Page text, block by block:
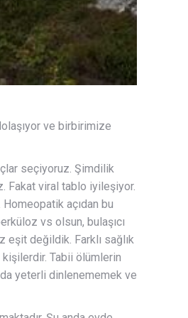
ve birbirimize
seçiyoruz. Şimdilik
Fakat viral tablo iyileşiyor.
açıdan bu
vs olsun, bulaşıcı
eşit değildik. Farklı sağlık
Tabii ölümlerin
yeterli dinlenememek ve